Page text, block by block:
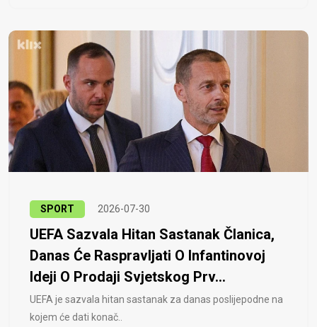
SPORT 2026-07-30
UEFA Sazvala Hitan Sastanak Članica,
Danas Će Raspravljati O Infantinovoj
Ideji O Prodaji Svjetskog Prv...
UEFA je sazvala hitan sastanak za danas poslijepodne na
kojem će dati konač..